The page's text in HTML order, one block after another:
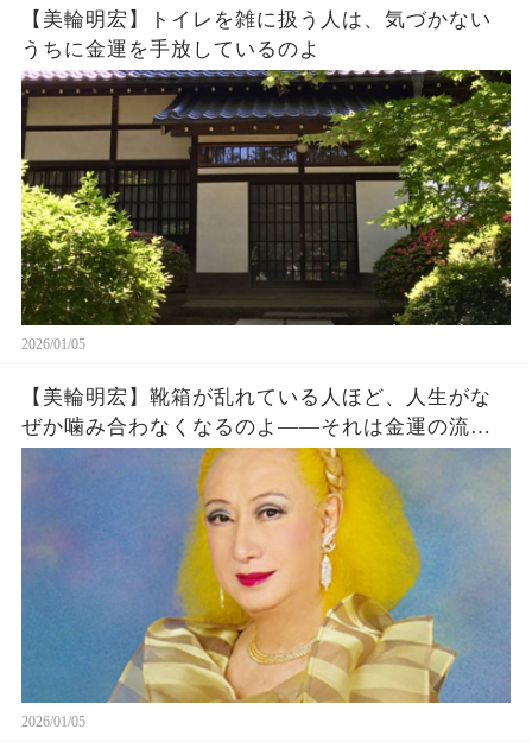
【美輪明宏】トイレを雑に扱う人は、気づかない
うちに金運を手放しているのよ
2026/01/05
【美輪明宏】靴箱が乱れている人ほど、人生がな
ぜか噛み合わなくなるのよ――それは金運の流れ
が止まる前触れなの
2026/01/05